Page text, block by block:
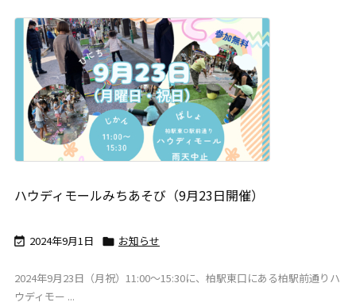
ハウディモールみちあそび（9月23日開催）
 2024年9月1日  お知らせ
2024年9月23日（月祝）11:00～15:30に、柏駅東口にある柏駅前通りハ
ウディモー ...